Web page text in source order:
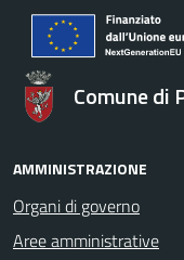
Comune di
AMMINISTRAZIONE
Organi di governo
Aree amministrative